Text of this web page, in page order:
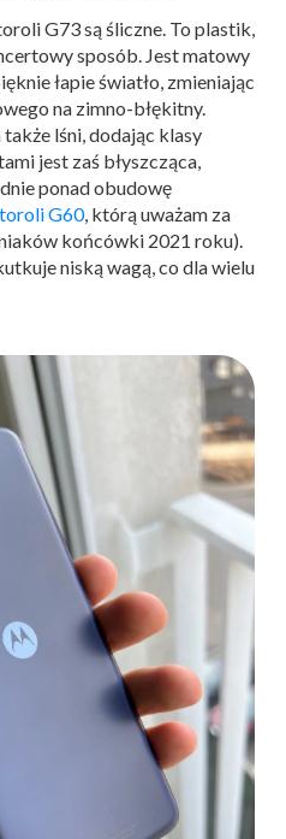
G73 są śliczne. To plastik,
sposób. Jest matowy
łapie światło, zmieniając
na zimno-błękitny.
lśni, dodając klasy
jest zaś błyszcząca,
ponad obudowę
G60, którą uważam za
końcówki 2021 roku).
niską wagą, co dla wielu